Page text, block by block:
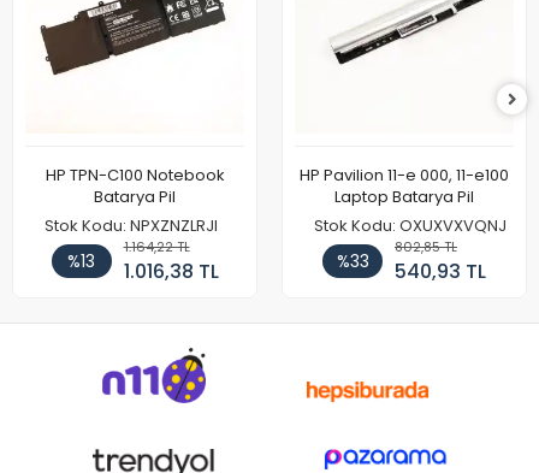
HP TPN-C100 Notebook
Batarya Pil
Stok Kodu: NPXZNZLRJI
%13
1.164,22 TL
1.016,38 TL
HP Pavilion 11-e 000, 11-e100
Laptop Batarya Pil
Stok Kodu: OXUXVXVQNJ
%33
802,85 TL
540,93 TL